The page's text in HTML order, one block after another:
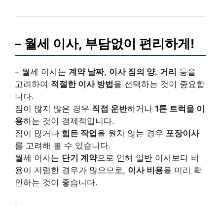
– 월세 이사, 부담없이 편리하게!
– 월세 이사는 계약 날짜, 이사 짐의 양, 거리 등을
고려하여 적절한 이사 방법을 선택하는 것이 중요합
니다.
짐이 많지 않은 경우 직접 운반하거나 1톤 트럭을 이
용하는 것이 경제적입니다.
짐이 많거나 힘든 작업을 원치 않는 경우 포장이사
를 고려해 볼 수 있습니다.
월세 이사는 단기 계약으로 인해 일반 이사보다 비
용이 저렴한 경우가 많으므로, 이사 비용을 미리 확
인하는 것이 좋습니다.